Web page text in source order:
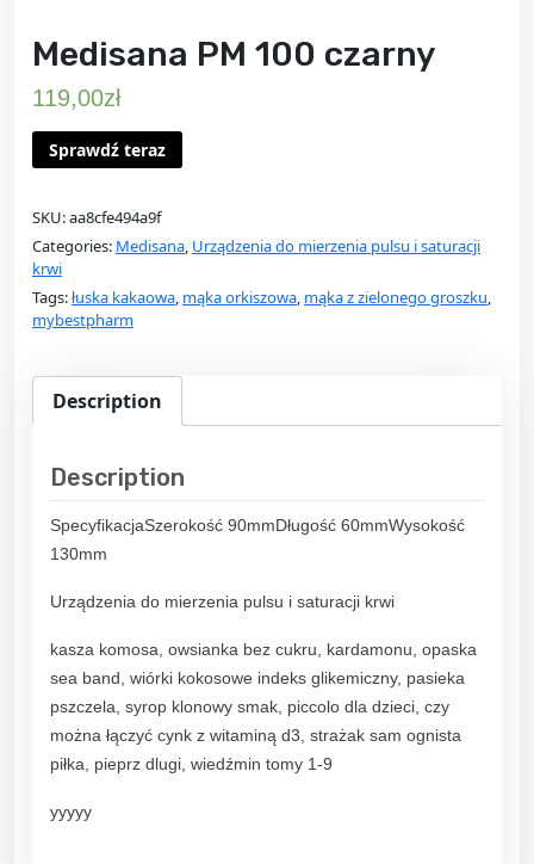
Medisana PM 100 czarny
119,00zł
Sprawdź teraz
SKU:aa8cfe494a9f
Categories: Medisana, Urządzenia do mierzenia pulsu i saturacji
krwi
Tags:łuska kakaowa, mąka orkiszowa, mąka z zielonego groszku,
mybestpharm
Description
Description
SpecyfikacjaSzerokość 90mmDługość 60mmWysokość
130mm
Urządzenia do mierzenia pulsu i saturacji krwi
kasza komosa, owsianka bez cukru, kardamonu, opaska
sea band, wiórki kokosowe indeks glikemiczny, pasieka
pszczela, syrop klonowy smak, piccolo dla dzieci, czy
można łączyć cynk z witaminą d3, strażak sam ognista
piłka, pieprz dlugi, wiedźmin tomy 1-9
yyyyy